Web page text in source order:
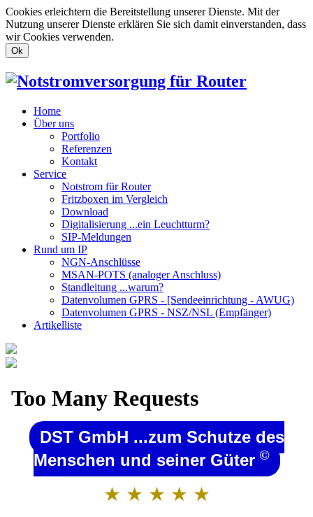
Cookies erleichtern die Bereitstellung unserer Dienste. Mit der
Nutzung unserer Dienste erklären Sie sich damit einverstanden, dass
wir Cookies verwenden.
Ok
Home
Über uns
Portfolio
Referenzen
Kontakt
Service
Notstrom für Router
Fritzboxen im Vergleich
Download
Digitalisierung ...ein Leuchtturm?
SIP-Meldungen
Rund um IP
NGN-Anschlüsse
MSAN-POTS (analoger Anschluss)
Standleitung ...warum?
Datenvolumen GPRS - [Sendeeinrichtung - AWUG)
Datenvolumen GPRS - NSZ/NSL (Empfänger)
Artikelliste
DST GmbH ...zum Schutze des
Menschen und seiner Güter ©
★ ★ ★ ★ ★